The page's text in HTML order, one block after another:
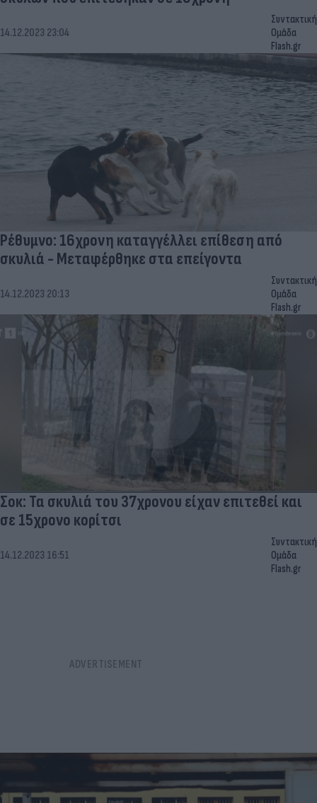
14.12.2023 23:04
Συντακτική
Ομάδα
Flash.gr
Ρέθυμνο: 16χρονη καταγγέλλει επίθεση από
σκυλιά - Μεταφέρθηκε στα επείγοντα
14.12.2023 20:13
Συντακτική
Ομάδα
Flash.gr
Σοκ: Τα σκυλιά του 37χρονου είχαν επιτεθεί και
σε 15χρονο κορίτσι
14.12.2023 16:51
Συντακτική
Ομάδα
Flash.gr